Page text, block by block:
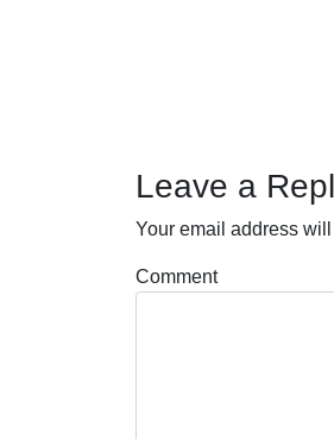
Leave a
Your email address
Comment